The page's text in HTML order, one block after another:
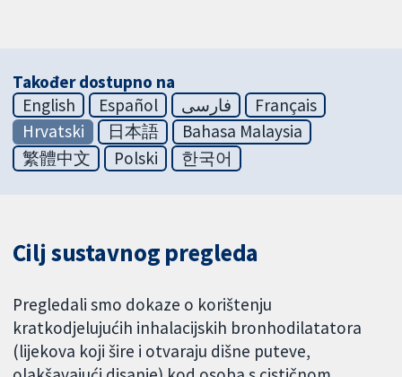
Također dostupno na
English
Español فارسی
Français
Hrvatski
日本語
Bahasa Malaysia
繁體中文
Polski 한국어
Cilj sustavnog pregleda
Pregledali smo dokaze o korištenju
kratkodjelujućih inhalacijskih bronhodilatatora
(lijekova koji šire i otvaraju dišne puteve,